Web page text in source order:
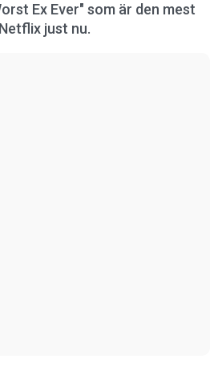
Ex Ever" som är den mest
just nu.